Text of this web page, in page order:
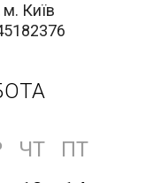
Київ
ЧТ
ПТ